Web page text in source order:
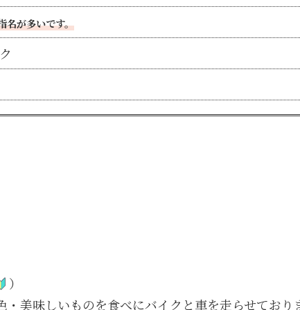
名が多いです。
）
美味しいものを食べにバイクと車を走らせており